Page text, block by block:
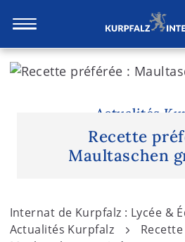
S
RechercherActualités
Recette
Maultaschen
Internat de Kurpfalz : Lycée &
Actualités Kurpfalz